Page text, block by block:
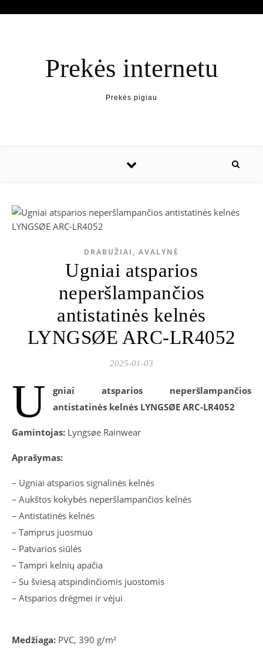
Prekės internetu
Prekės pigiau
DRABUŽIAI, AVALYNĖ
Ugniai atsparios
neperšlampančios
antistatinės kelnės
LYNGSØE ARC-LR4052
2025-01-03
U
gniai atsparios neperšlampančios
antistatinės kelnės LYNGSØE ARC-LR4052
Gamintojas: Lyngsøe Rainwear
Aprašymas:
– Ugniai atsparios signalinės kelnės
– Aukštos kokybės neperšlampančios kelnės
– Antistatinės kelnės
– Tamprus juosmuo
– Patvarios siūlės
– Tampri kelnių apačia
– Su šviesą atspindinčiomis juostomis
– Atsparios drėgmei ir vėjui
Medžiaga: PVC, 390 g/m²